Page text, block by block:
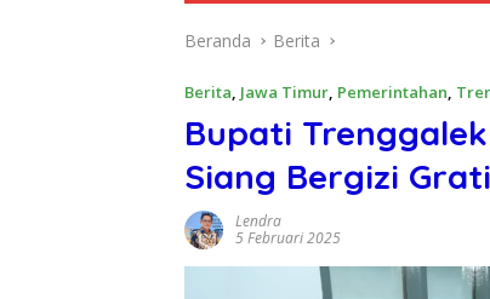
Beranda Berita
Berita, Jawa Timur, Pemerintahan,
Bupati
Siang Bergizi
Lendra
5 Februari 2025